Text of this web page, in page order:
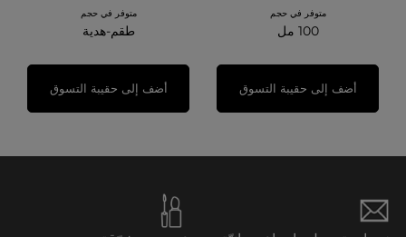
متوفر في حجم
100 مل
أضف إلى حقيبة التسوق
متوفر في حجم
طقم-هدية
أضف إلى حقيبة التسوق